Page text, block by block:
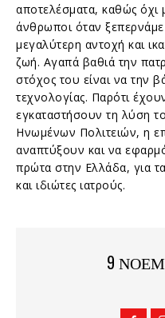
αποτελέσματα, καθώς όχι
άνθρωποι όταν
μεγαλύτερη αντοχή και
ζωή. Αγαπά βαθιά την
στόχος του είναι να την
τεχνολογίας. Παρότι
εγκαταστήσουν τη λύση
Ηνωμένων Πολιτειών, η
αναπτύξουν και να
πρώτα στην Ελλάδα, για
και ιδιώτες ιατρούς.
9